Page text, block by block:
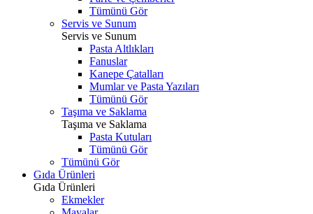
Tümünü Gör
Servis ve Sunum
Servis ve Sunum
Pasta Altlıkları
Fanuslar
Kanepe Çatalları
Mumlar ve Pasta Yazıları
Tümünü Gör
Taşıma ve Saklama
Taşıma ve Saklama
Pasta Kutuları
Tümünü Gör
Tümünü Gör
Gıda Ürünleri
Gıda Ürünleri
Ekmekler